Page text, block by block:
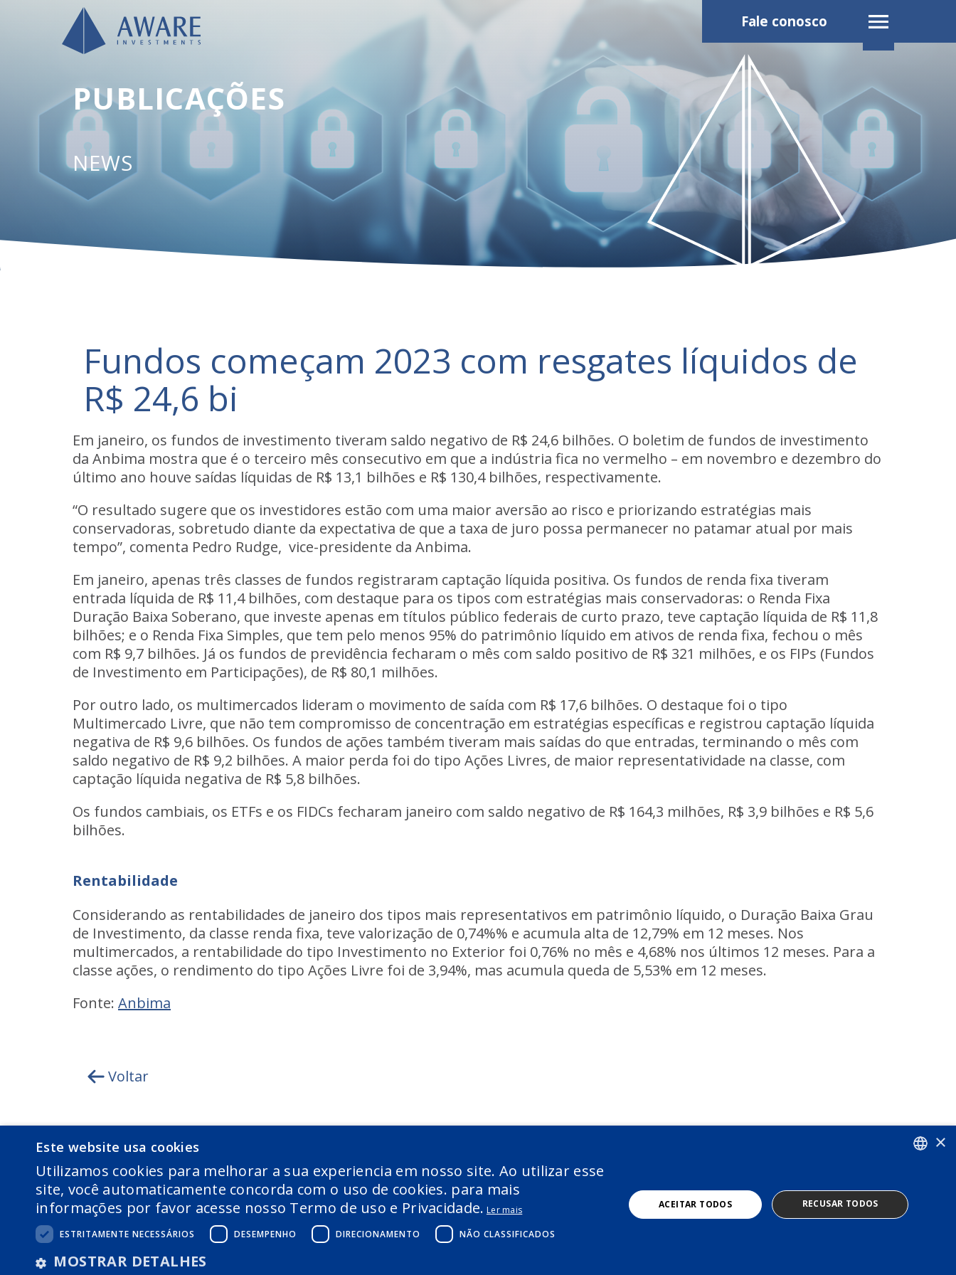
Fale conosco
PUBLICAÇÕES
NEWS
Fundos começam 2023 com resgates líquidos de
R$ 24,6 bi
Em janeiro, os fundos de investimento tiveram saldo negativo de R$ 24,6 bilhões. O boletim de fundos de investimento
da Anbima mostra que é o terceiro mês consecutivo em que a indústria fica no vermelho – em novembro e dezembro do
último ano houve saídas líquidas de R$ 13,1 bilhões e R$ 130,4 bilhões, respectivamente.
“O resultado sugere que os investidores estão com uma maior aversão ao risco e priorizando estratégias mais
conservadoras, sobretudo diante da expectativa de que a taxa de juro possa permanecer no patamar atual por mais
tempo”, comenta Pedro Rudge, vice-presidente da Anbima.
Em janeiro, apenas três classes de fundos registraram captação líquida positiva. Os fundos de renda fixa tiveram
entrada líquida de R$ 11,4 bilhões, com destaque para os tipos com estratégias mais conservadoras: o Renda Fixa
Duração Baixa Soberano, que investe apenas em títulos público federais de curto prazo, teve captação líquida de R$ 11,8
bilhões; e o Renda Fixa Simples, que tem pelo menos 95% do patrimônio líquido em ativos de renda fixa, fechou o mês
com R$ 9,7 bilhões. Já os fundos de previdência fecharam o mês com saldo positivo de R$ 321 milhões, e os FIPs (Fundos
de Investimento em Participações), de R$ 80,1 milhões.
Por outro lado, os multimercados lideram o movimento de saída com R$ 17,6 bilhões. O destaque foi o tipo
Multimercado Livre, que não tem compromisso de concentração em estratégias específicas e registrou captação líquida
negativa de R$ 9,6 bilhões. Os fundos de ações também tiveram mais saídas do que entradas, terminando o mês com
saldo negativo de R$ 9,2 bilhões. A maior perda foi do tipo Ações Livres, de maior representatividade na classe, com
captação líquida negativa de R$ 5,8 bilhões.
Os fundos cambiais, os ETFs e os FIDCs fecharam janeiro com saldo negativo de R$ 164,3 milhões, R$ 3,9 bilhões e R$ 5,6
bilhões.
Rentabilidade
Considerando as rentabilidades de janeiro dos tipos mais representativos em patrimônio líquido, o Duração Baixa Grau
de Investimento, da classe renda fixa, teve valorização de 0,74%% e acumula alta de 12,79% em 12 meses. Nos
multimercados, a rentabilidade do tipo Investimento no Exterior foi 0,76% no mês e 4,68% nos últimos 12 meses. Para a
classe ações, o rendimento do tipo Ações Livre foi de 3,94%, mas acumula queda de 5,53% em 12 meses.
Fonte: Anbima
Voltar
COPYRIGHT 2026 © AWARE GESTÃO DE RECURSOS LTDA - POWERED BY
ENGLISH
×
Este website usa cookies
Utilizamos cookies para melhorar a sua experiencia em nosso site. Ao utilizar esse
site, você automaticamente concorda com o uso de cookies. para mais
informações por favor acesse nosso Termo de uso e Privacidade. Ler mais
ESTRITAMENTE NECESSÁRIOS
DESEMPENHO DIRECIONAMENTO NÃO CLASSIFICADOS
MOSTRAR DETALHES
ACEITAR TODOS RECUSAR TODOS